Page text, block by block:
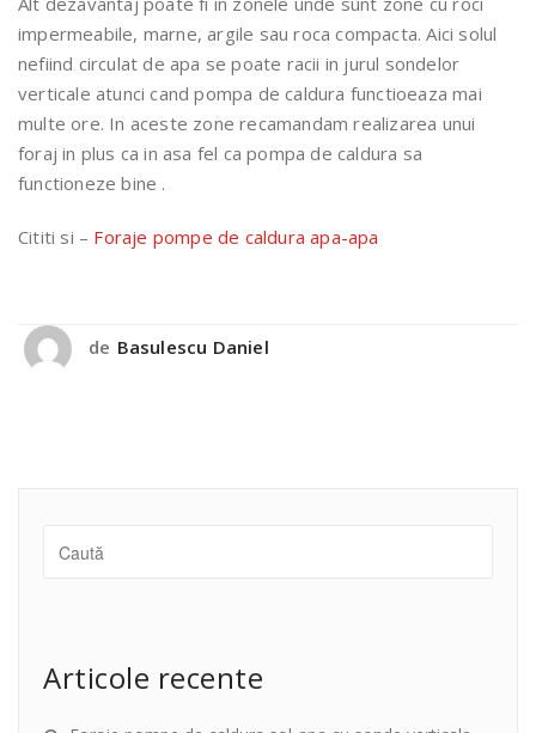
impermeabile, marne, argile sau roca compacta. Aici solul
nefiind circulat de apa se poate racii in jurul sondelor
verticale atunci cand pompa de caldura functioeaza mai
multe ore. In aceste zone recamandam realizarea unui
foraj in plus ca in asa fel ca pompa de caldura sa
functioneze bine .
Cititi si – Foraje pompe de caldura apa-apa
de Basulescu Daniel
Articole recente